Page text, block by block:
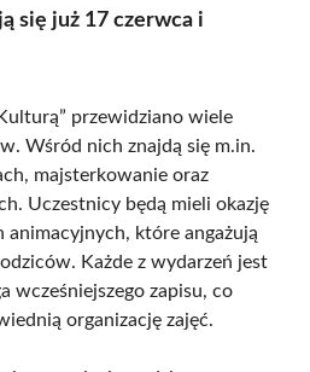
się już 17 czerwca i
przewidziano wiele
Wśród nich znajdą się m.in.
majsterkowanie oraz
Uczestnicy będą mieli okazję
animacyjnych, które angażują
Każde z wydarzeń jest
wcześniejszego zapisu, co
organizację zajęć.